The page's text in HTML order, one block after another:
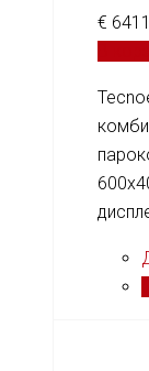
€